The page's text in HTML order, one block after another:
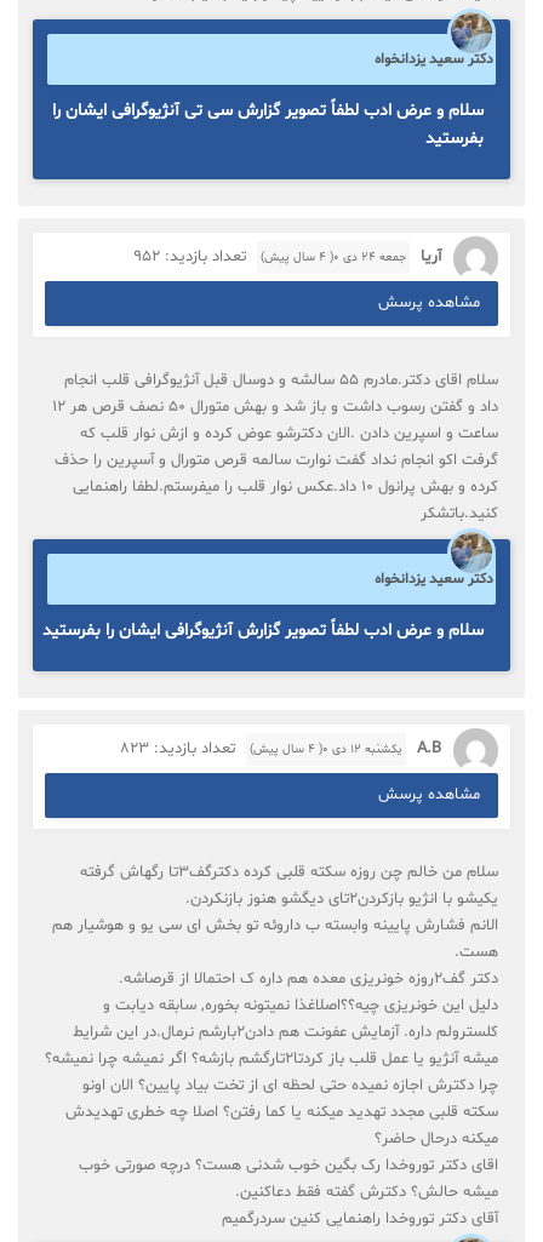
دکتر سعید یزدانخواه
سلام و عرض ادب لطفاً تصویر گزارش سی تی آنژیوگرافی ایشان را
بفرستید
آریا جمعه ۲۴ دی ۰( 4 سال پیش) تعداد بازدید: 952
مشاهده پرسش
سلام اقای دکتر.مادرم ۵۵ سالشه و دوسال قبل آنژیوگرافی قلب انجام
داد و گفتن رسوب داشت و باز شد و بهش متورال ۵۰ نصف قرص هر ۱۲
ساعت و اسپرین دادن .الان دکترشو عوض کرده و ازش نوار قلب که
گرفت اکو انجام نداد گفت نوارت سالمه قرص متورال و آسپرین را حذف
کرده و بهش پرانول ۱۰ داد.عکس نوار قلب را میفرستم.لطفا راهنمایی
کنید.باتشکر
دکتر سعید یزدانخواه
سلام و عرض ادب لطفاً تصویر گزارش آنژیوگرافی ایشان را بفرستید
A.B یکشنبه ۱۲ دی ۰( 4 سال پیش) تعداد بازدید: 823
مشاهده پرسش
سلام من خالم چن روزه سکته قلبی کرده دکترگف3تا رگهاش گرفته
یکیشو با انژیو بازکردن2تای دیگشو هنوز بازنکردن.
الانم فشارش پایینه وابسته ب داروئه تو بخش ای سی یو و هوشیار هم
هست.
دکتر گف2روزه خونریزی معده هم داره ک احتمالا از قرصاشه.
دلیل این خونریزی چیه؟؟اصلاغذا نمیتونه بخوره, سابقه دیابت و
کلسترولم داره. آزمایش عفونت هم دادن2بارشم نرمال.در این شرایط
میشه آنژیو یا عمل قلب باز کردتا2تارگشم بازشه؟ اگر نمیشه چرا نمیشه؟
چرا دکترش اجازه نمیده حتی لحظه ای از تخت بیاد پایین؟ الان اونو
سکته قلبی مجدد تهدید میکنه یا کما رفتن؟ اصلا چه خطری تهدیدش
میکنه درحال حاضر؟
اقای دکتر توروخدا رک بگین خوب شدنی هست؟ درچه صورتی خوب
میشه حالش؟ دکترش گفته فقط دعاکنین.
آقای دکتر توروخدا راهنمایی کنین سردرگمیم